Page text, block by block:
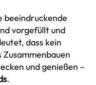
beeindruckende
vorgefüllt und
dass kein
und genießen –
.